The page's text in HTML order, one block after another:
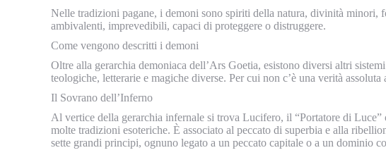
Nelle tradizioni pagane, i demoni sono spiriti della natura, divinità minori,
ambivalenti, imprevedibili, capaci di proteggere o distruggere.
Come vengono descritti i demoni
Oltre alla gerarchia demoniaca dell’Ars Goetia, esistono diversi altri
teologiche, letterarie e magiche diverse. Per cui non c’è una verità
Il Sovrano dell’Inferno
Al vertice della gerarchia infernale si trova Lucifero, il “Portatore di
molte tradizioni esoteriche. È associato al peccato di superbia e alla
sette grandi principi, ognuno legato a un peccato capitale o a un dominio